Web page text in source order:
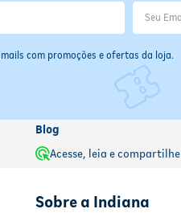
com promoções e ofertas da loja.
Blog
Acesse, leia e compartilhe
Sobre a Indiana